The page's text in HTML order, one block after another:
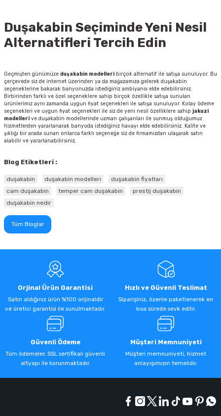
Duşakabin Seçiminde Yeni Nesil
Alternatifleri Tercih Edin
Geçmişten günümüze duşakabin modelleri birçok alternatif ile satışa sunuluyor. Bu
çerçevede siz de internet üzerinden ya da mağazamıza gelerek duşakabin
seçeneklerine bakarak banyonuzda istediğiniz ambiyansı elde edebilirsiniz.
Birbirinden farklı ve özel seçeneklere sahip birçok özellikle satışa sunulan
ürünlerimiz aynı zamanda uygun fiyat seçenekleri ile satışa sunuluyor. Kolay ödeme
seçenekleri ve uygun fiyat seçenekleri ile siz de yeni nesil özelliklere sahip jakuzi
modelleri ve duşakabin modellerinde uzman çalışanları ile sunmuş olduğumuz
hizmetlerden yararlanarak banyoda istediğiniz havayı elde edebilirsiniz. Kalite ve
şıklığı bir arada sunan onlarca farklı seçeneğe siz de firmamızdan ulaşarak satın
alabilir ve yararlanabilirsiniz.
Blog Etiketleri :
duşakabin duşakabin modelleri
duşakabin fiyatları
cam duşakabin
temper cam duşakabin
prestij duşakabin
duşakabin nedir
Tüm Bloglar
Orjinal Ürün Garantisi
Satın aldığınız ürün %100 orijinaldir
ve üretici garantisi ile sunulmaktadır.
Hızlı ve Güvenli Teslimat
Siparişiniz, özenle paketlenerek en
kısa sürede sevk edilir.
Güvenli Ödeme
Tüm ödemeler, SSL sertifikalı güvenli
altyapı ile korunmaktadır.
Müşteri Memnuniyeti
Müşteri memnuniyeti, hizmet
anlayışımızın temelidir.